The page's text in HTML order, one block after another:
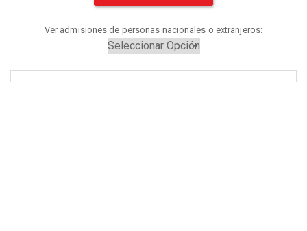
Ver admisiones de personas nacionales o extranjeros: